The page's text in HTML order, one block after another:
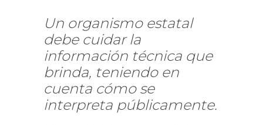
Un organismo estatal
debe cuidar la
información técnica que
brinda, teniendo en
cuenta cómo se
interpreta públicamente.